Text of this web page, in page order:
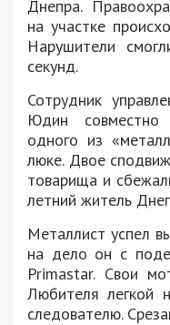
Днепра.
на участке
Нарушители
секунд.
Сотрудник
Юдин совместно
одного из
люке. Двое
товарища и
летний житель
Металлист успел
на дело он с
Primastar. Свои
Любителя легкой
следователю.